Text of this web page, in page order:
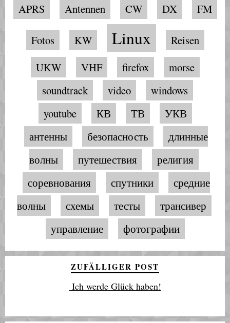
APRS Antennen CW DX FM
Fotos KW Linux
Reisen
UKW
VHF firefox
morse
soundtrack
video
windows
youtube
КВ ТВ
УКВ
антенны
безопасность
длинные
волны
путешествия
религия
соревнования
спутники
средние
волны
схемы тесты
трансивер
управление
фотографии
ZUFÄLLIGER POST
Ich werde Glück haben!